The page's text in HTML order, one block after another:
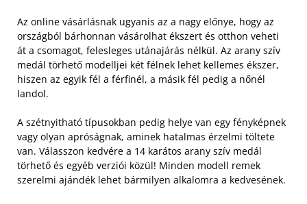
Az online vásárlásnak ugyanis az a nagy előnye, hogy az
országból bárhonnan vásárolhat ékszert és otthon veheti
át a csomagot, felesleges utánajárás nélkül. Az arany szív
medál törhető modelljei két félnek lehet kellemes ékszer,
hiszen az egyik fél a férfinél, a másik fél pedig a nőnél
landol.
A szétnyitható típusokban pedig helye van egy fényképnek
vagy olyan apróságnak, aminek hatalmas érzelmi töltete
van. Válasszon kedvére a 14 karátos arany szív medál
törhető és egyéb verziói közül! Minden modell remek
szerelmi ajándék lehet bármilyen alkalomra a kedvesének.